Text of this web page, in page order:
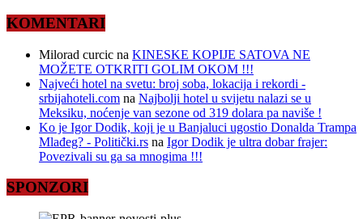
KOMENTARI
Milorad curcic na KINESKE KOPIJE SATOVA NE
MOŽETE OTKRITI GOLIM OKOM !!!
Najveći hotel na svetu: broj soba, lokacija i rekordi -
srbijahoteli.com na Najbolji hotel u svijetu nalazi se u
Meksiku, noćenje van sezone od 319 dolara pa naviše !
Ko je Igor Dodik, koji je u Banjaluci ugostio Donalda Trampa
Mlađeg? - Politički.rs na Igor Dodik je ultra dobar frajer:
Povezivali su ga sa mnogima !!!
SPONZORI